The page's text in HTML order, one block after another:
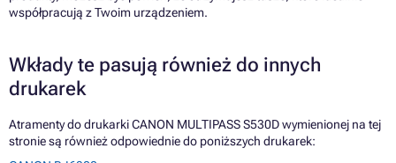
współpracują z Twoim urządzeniem.
Wkłady te pasują również do innych
drukarek
Atramenty do drukarki CANON MULTIPASS S530D wymienionej na tej
stronie są również odpowiednie do poniższych drukarek: